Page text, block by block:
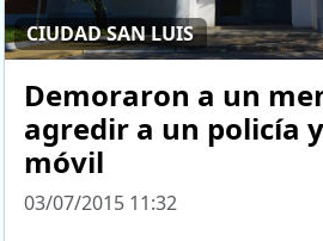
CIUDAD SAN LUIS
Demoraron a un
agredir a un policía
móvil
03/07/2015 11:32